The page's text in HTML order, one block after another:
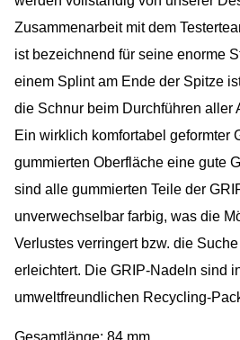
Zusammenarbeit mit dem
ist bezeichnend für seine enorme
einem Splint am Ende der Spitze
die Schnur beim Durchführen aller
Ein wirklich komfortabel geformter
gummierten Oberfläche eine gute
sind alle gummierten Teile der
unverwechselbar farbig, was die
Verlustes verringert bzw. die
erleichtert. Die GRIP-Nadeln sind
umweltfreundlichen Recycling-